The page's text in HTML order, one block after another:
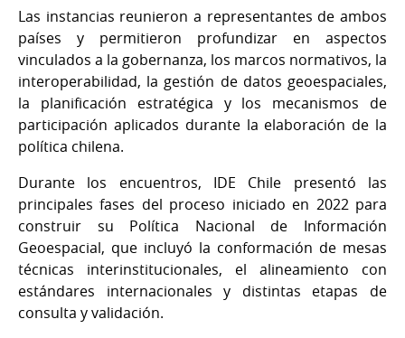
Las instancias reunieron a representantes de ambos
países y permitieron profundizar en aspectos
vinculados a la gobernanza, los marcos normativos, la
interoperabilidad, la gestión de datos geoespaciales,
la planificación estratégica y los mecanismos de
participación aplicados durante la elaboración de la
política chilena.
Durante los encuentros, IDE Chile presentó las
principales fases del proceso iniciado en 2022 para
construir su Política Nacional de Información
Geoespacial, que incluyó la conformación de mesas
técnicas interinstitucionales, el alineamiento con
estándares internacionales y distintas etapas de
consulta y validación.